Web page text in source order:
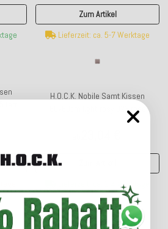
Zum Artikel
Lieferzeit: ca. 5-7 Werktage
H.O.C.K. Nobile Samt Kissen
60x60cm light-rosy 023 rose
Lieferzeit: ca. 2-4 Werktage